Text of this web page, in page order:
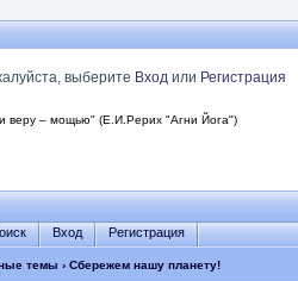
выберите Входили Регистрация
веру – мощью" (Е.И.Рерих "Агни Йога")
Вход Регистрация
темы › Сбережем нашу планету!